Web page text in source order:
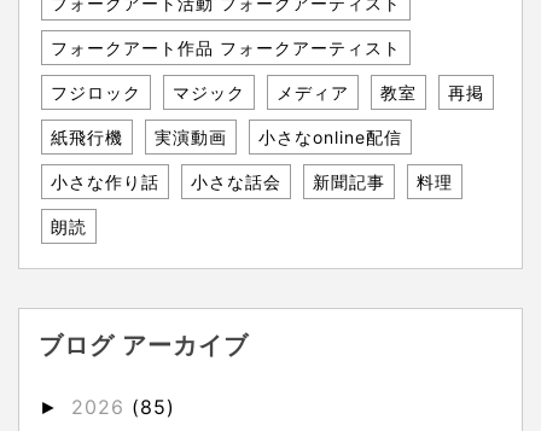
フォークアート作品 フォークアーティスト
フジロック マジック メディア 教室 再掲
紙飛行機 実演動画 小さなonline配信
小さな作り話 小さな話会 新聞記事 料理
朗読
ブログ アーカイブ
► 2026 (85)